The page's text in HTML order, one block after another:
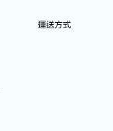
運送方式